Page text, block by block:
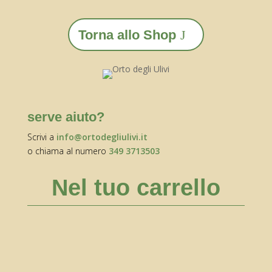
Torna allo Shop
serve aiuto?
Scrivi a info@ortodegliulivi.it
o chiama al numero 349 3713503
Nel tuo carrello